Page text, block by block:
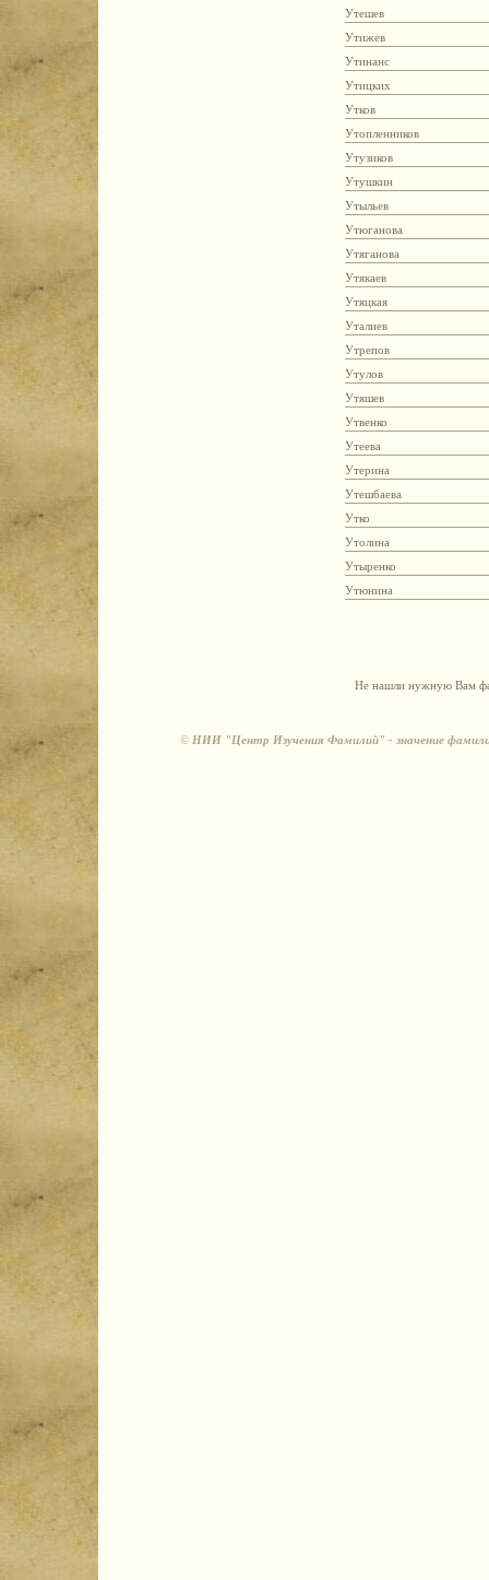
Утешев
Утижев
Утинанс
Утицких
Утков
Утопленников
Утузиков
Утушкин
Утыльев
Утюганова
Утяганова
Утякаев
Утяцкая
Уталиев
Утрепов
Утулов
Утяшев
Утвенко
Утеева
Утерина
Утешбаева
Утко
Утолина
Утыренко
Утюнина
Не нашли нужную Вам
© НИИ "Центр Изучения Фамилий" - значение